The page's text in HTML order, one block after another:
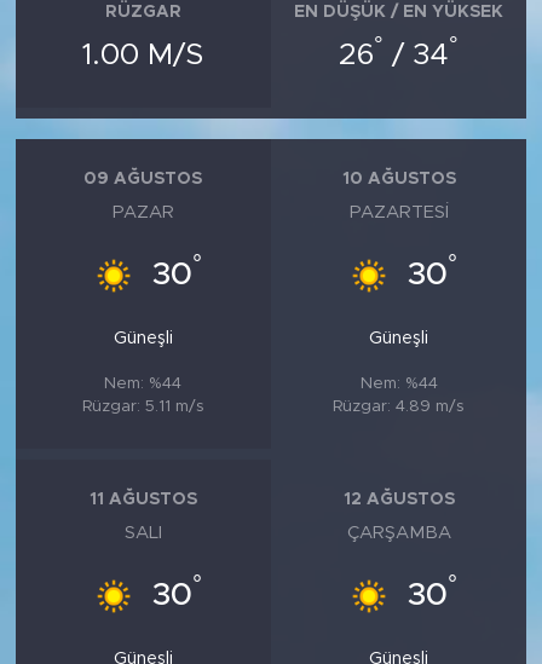
RÜZGAR
1.00 M/S
EN DÜŞÜK / EN YÜKSEK
26° / 34°
09 AĞUSTOS
PAZAR
30°
Güneşli
Nem: %44
Rüzgar: 5.11 m/s
10 AĞUSTOS
PAZARTESI
30°
Güneşli
Nem: %44
Rüzgar: 4.89 m/s
11 AĞUSTOS
SALI
30°
Güneşli
12 AĞUSTOS
ÇARŞAMBA
30°
Güneşli